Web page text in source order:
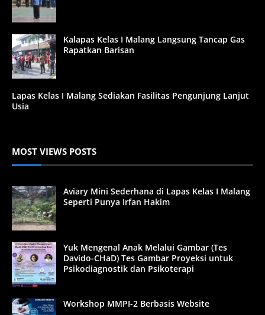
Kalapas Kelas I Malang Langsung Tancap Gas
Rapatkan Barisan
Lapas Kelas I Malang Sediakan Fasilitas Pengunjung Lanjut
Usia
MOST VIEWS POSTS
Aviary Mini Sederhana di Lapas Kelas I Malang
Seperti Punya Irfan Hakim
Yuk Mengenal Anak Melalui Gambar (Tes
Davido-CHaD) Tes Gambar Proyeksi untuk
Psikodiagnostik dan Psikoterapi
Workshop MMPI-2 Berbasis Website